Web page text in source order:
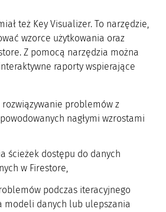
też Key Visualizer. To narzędzie,
wzorce użytkowania oraz
Z pomocą narzędzia można
raporty wspierające
problemów z
nagłymi wzrostami
ścieżek dostępu do danych
w Firestore,
podczas iteracyjnego
modeli danych lub ulepszania